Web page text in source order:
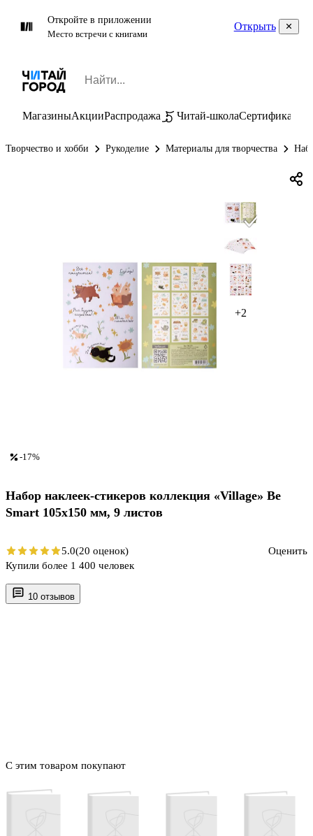
Откройте в приложении
Место встречи с книгами
Открыть
МагазиныАкцииРаспродажа Читай-школаСертификаты
Творчество и хобби Рукоделие Материалы для творчества
+2
10 отзывов
С этим товаром покупают
-17%
Набор наклеек-стикеров коллекция «Village» Be
Smart 105х150 мм, 9 листов
5.0(20 оценок)
Оценить
Купили более 1 400 человек